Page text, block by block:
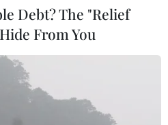
Debt? The "Relief
From You